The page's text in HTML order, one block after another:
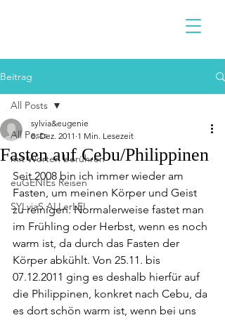
Beitrag
All Posts
mit Worten berühren
euGENIEs Reisen
SYLviaS ALLerLEI
All Posts
Fasten auf Cebu/Philippinen
sylvia&eugenie
8. Dez. 2011 1 Min. Lesezeit
Seit 2008 bin ich immer wieder am
Fasten, um meinen Körper und Geist
zu reinigen. Normalerweise fastet man
im Frühling oder Herbst, wenn es noch
warm ist, da durch das Fasten der
Körper abkühlt. Von 25.11. bis
07.12.2011 ging es deshalb hierfür auf
die Philippinen, konkret nach Cebu, da
es dort schön warm ist, wenn bei uns